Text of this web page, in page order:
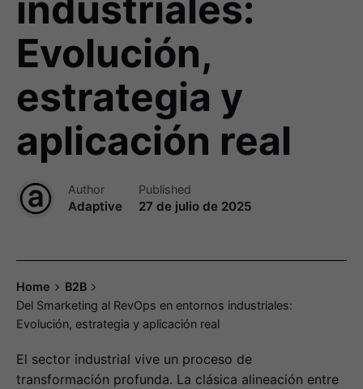
Evolución,
estrategia y
aplicación real
Author
Adaptive
Published
27 de julio de 2025
Home
B2B
Del Smarketing al RevOps en entornos industriales:
Evolución, estrategia y aplicación real
El sector industrial vive un proceso de
transformación profunda. La clásica alineación entre